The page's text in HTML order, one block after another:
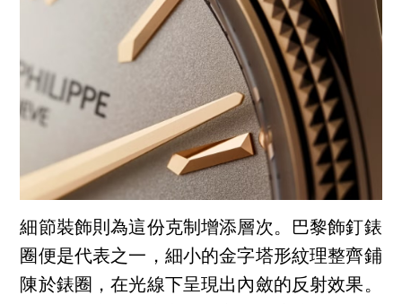
細節裝飾則為這份克制增添層次。巴黎飾釘錶
圈便是代表之一，細小的金字塔形紋理整齊鋪
陳於錶圈，在光線下呈現出內斂的反射效果。